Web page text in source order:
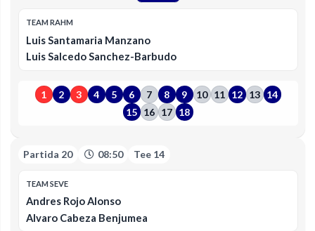
TEAM RAHM
Luis Santamaria Manzano
Luis Salcedo Sanchez-Barbudo
1 2 3 4 5 6 7 8 9 10 11 12 13 14
15 16 17 18
Partida 20 08:50 Tee 14
TEAM SEVE
Andres Rojo Alonso
Alvaro Cabeza Benjumea